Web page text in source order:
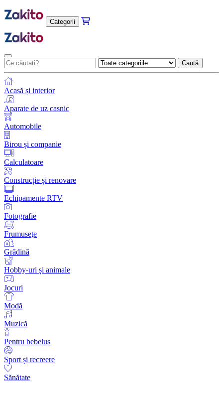
Categorii
Caută
Acasă și interior
Aparate de uz casnic
Automobile
Birou și companie
Calculatoare
Construcție și renovare
Echipamente RTV
Fotografie
Frumuseţe
Grădină
Hobby-uri și animale
Jocuri
Modă
Muzică
Pentru bebeluș
Sport și recreere
Sănătate